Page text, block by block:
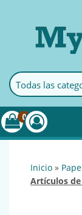
0
inicio »
artículos